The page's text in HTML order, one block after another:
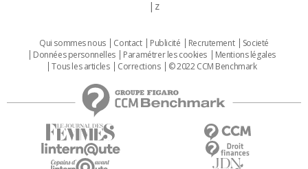
z
Qui sommes nous Contact Publicité Recrutement
Societé
Données personnelles
Paramétrer les cookies
Mentions légales
Tous les articles
Corrections © 2022 CCM Benchmark